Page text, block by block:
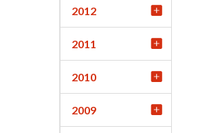
2012
2011
2010
2009